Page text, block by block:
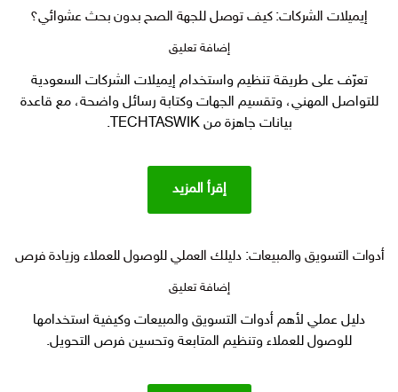
إيميلات الشركات: كيف توصل للجهة الصح بدون بحث عشوائي؟
إضافة تعليقعلى
الشركات:
كيف
توصل
عشوائي؟
تعرّف على طريقة تنظيم واستخدام إيميلات الشركات السعودية
للتواصل المهني، وتقسيم الجهات وكتابة رسائل واضحة، مع قاعدة
بيانات جاهزة من TECHTASWIK.
إقرأ المزيد
أدوات التسويق والمبيعات: دليلك العملي للوصول للعملاء وزيادة فرص
إضافة تعليقعلى
التسويق
والمبيعات:
دليل عملي لأهم أدوات التسويق والمبيعات وكيفية استخدامها
للوصول للعملاء وتنظيم المتابعة وتحسين فرص التحويل.